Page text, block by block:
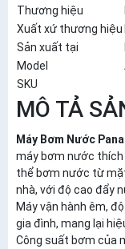
Thương hiệu
Xuất xứ thương hiệu
Sản xuất tại
Model
SKU
MÔ TẢ
Máy Bơm Nước
máy bơm nước thích
thể bơm nước từ
nhà, với độ cao đẩy
Máy vận hành êm,
gia đình, mang lại
Công suất bơm của